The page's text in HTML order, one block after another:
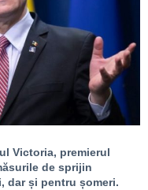
Victoria, premierul
de sprijin
dar și pentru șomeri.